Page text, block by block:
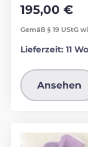
195,00 €
Gemäß § 19 UStG
Lieferzeit: 11
Ansehen